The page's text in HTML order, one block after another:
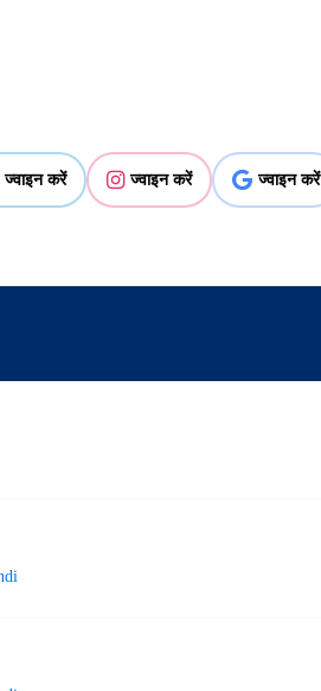
ज्वाइन करें ज्वाइन करें ज्वाइन करें